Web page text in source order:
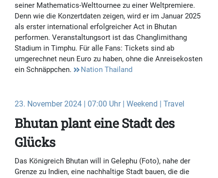
seiner Mathematics-Welttournee zu einer Weltpremiere.
Denn wie die Konzertdaten zeigen, wird er im Januar 2025
als erster international erfolgreicher Act in Bhutan
performen. Veranstaltungsort ist das Changlimithang
Stadium in Timphu. Für alle Fans: Tickets sind ab
umgerechnet neun Euro zu haben, ohne die Anreisekosten
ein Schnäppchen.
Nation Thailand
23. November 2024 | 07:00 Uhr | Weekend | Travel
Bhutan plant eine Stadt des
Glücks
Das Königreich Bhutan will in Gelephu (Foto), nahe der
Grenze zu Indien, eine nachhaltige Stadt bauen, die die